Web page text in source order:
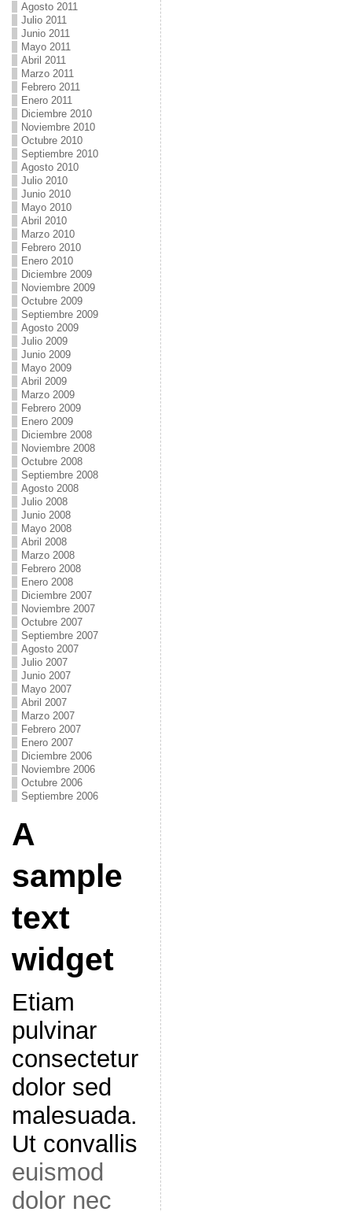
Agosto 2011
Julio 2011
Junio 2011
Mayo 2011
Abril 2011
Marzo 2011
Febrero 2011
Enero 2011
Diciembre 2010
Noviembre 2010
Octubre 2010
Septiembre 2010
Agosto 2010
Julio 2010
Junio 2010
Mayo 2010
Abril 2010
Marzo 2010
Febrero 2010
Enero 2010
Diciembre 2009
Noviembre 2009
Octubre 2009
Septiembre 2009
Agosto 2009
Julio 2009
Junio 2009
Mayo 2009
Abril 2009
Marzo 2009
Febrero 2009
Enero 2009
Diciembre 2008
Noviembre 2008
Octubre 2008
Septiembre 2008
Agosto 2008
Julio 2008
Junio 2008
Mayo 2008
Abril 2008
Marzo 2008
Febrero 2008
Enero 2008
Diciembre 2007
Noviembre 2007
Octubre 2007
Septiembre 2007
Agosto 2007
Julio 2007
Junio 2007
Mayo 2007
Abril 2007
Marzo 2007
Febrero 2007
Enero 2007
Diciembre 2006
Noviembre 2006
Octubre 2006
Septiembre 2006
A
sample
text
widget
Etiam
pulvinar
consectetur
dolor sed
malesuada.
Ut convallis
euismod
dolor nec